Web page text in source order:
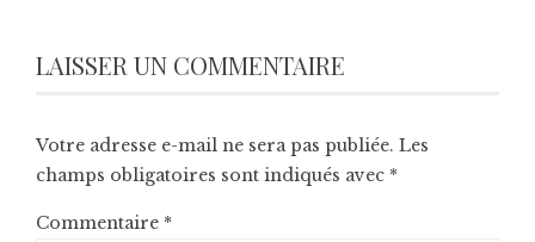
LAISSER UN COMMENTAIRE
Votre adresse e-mail ne sera pas publiée. Les
champs obligatoires sont indiqués avec *
Commentaire *